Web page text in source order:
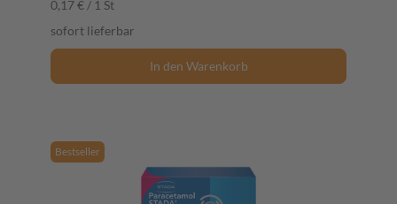
0,17 € / 1 St
sofort lieferbar
In den Warenkorb
Bestseller